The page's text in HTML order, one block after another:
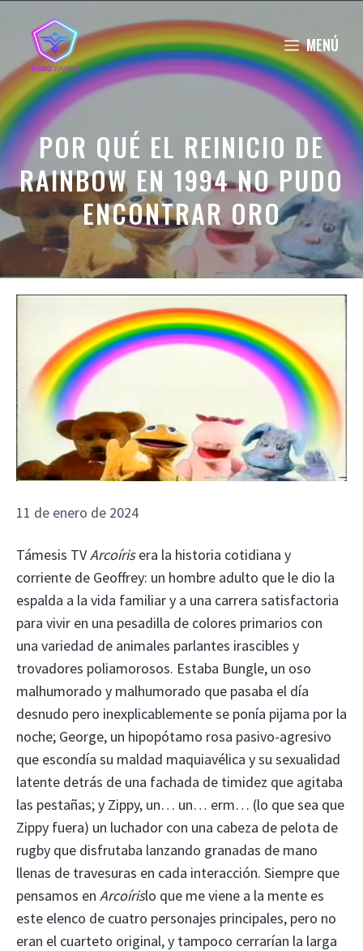
contenido
MENÚ
POR QUÉ EL REINICIO DE
RAINBOW EN 1994 NO PUDO
ENCONTRAR ORO
11 de enero de 2024
Támesis TVArcoírisera la historia cotidiana y
corriente de Geoffrey: un hombre adulto que le dio la
espalda a la vida familiar y a una carrera satisfactoria
para vivir en una pesadilla de colores primarios con
una variedad de animales parlantes irascibles y
trovadores poliamorosos. Estaba Bungle, un oso
malhumorado y malhumorado que pasaba el día
desnudo pero inexplicablemente se ponía pijama por la
noche; George, un hipopótamo rosa pasivo-agresivo
que escondía su maldad maquiavélica y su sexualidad
latente detrás de una fachada de timidez que agitaba
las pestañas; y Zippy, un… un… erm… (lo que sea que
Zippy fuera) un luchador con una cabeza de pelota de
rugby que disfrutaba lanzando granadas de mano
llenas de travesuras en cada interacción. Siempre que
pensamos en Arcoírislo que me viene a la mente es
este elenco de cuatro personajes principales, pero no
eran el cuarteto original, y tampoco cerrarían la larga